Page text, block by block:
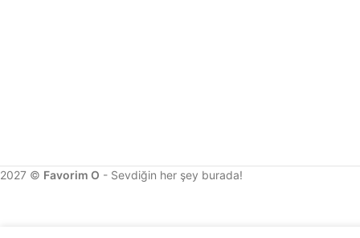
2027 © Favorim O - Sevdiğin her şey burada!